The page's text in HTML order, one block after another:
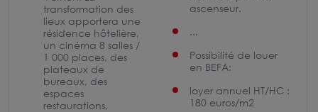
transformation des
lieux apportera une
résidence hôtelière,
un cinéma 8 salles /
1 000 places, des
plateaux de
bureaux, des
espaces
restaurations,
ascenseur.
...
Possibilité de louer
en BEFA:
loyer annuel HT/HC :
180 euros/m2